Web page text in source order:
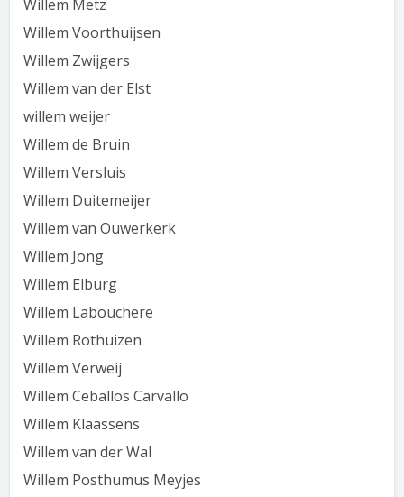
Willem Metz
Willem Voorthuijsen
Willem Zwijgers
Willem van der Elst
willem weijer
Willem de Bruin
Willem Versluis
Willem Duitemeijer
Willem van Ouwerkerk
Willem Jong
Willem Elburg
Willem Labouchere
Willem Rothuizen
Willem Verweij
Willem Ceballos Carvallo
Willem Klaassens
Willem van der Wal
Willem Posthumus Meyjes